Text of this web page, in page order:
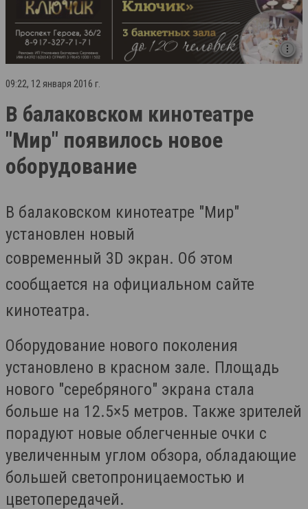
09:22, 12 января 2016 г.
В балаковском кинотеатре
"Мир" появилось новое
оборудование
В балаковском кинотеатре "Мир"
установлен новый
современный 3D экран. Об этом
сообщается на официальном сайте
кинотеатра.
Оборудование нового поколения
установлено в красном зале. Площадь
нового "серебряного" экрана стала
больше на 12.5×5 метров. Также зрителей
порадуют новые облегченные очки с
увеличенным углом обзора, обладающие
большей светопроницаемостью и
цветопередачей.